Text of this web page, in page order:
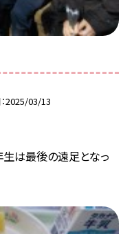
2025/03/13
生は最後の遠足となっ